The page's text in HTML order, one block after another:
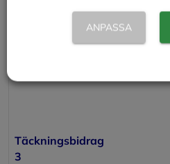
Täckningsbidrag
3
ANPASSA